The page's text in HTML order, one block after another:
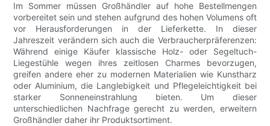
Im Sommer müssen Großhändler auf hohe Bestellmengen
vorbereitet sein und stehen aufgrund des hohen Volumens oft
vor Herausforderungen in der Lieferkette. In dieser
Jahreszeit verändern sich auch die Verbraucherpräferenzen:
Während einige Käufer klassische Holz- oder Segeltuch-
Liegestühle wegen ihres zeitlosen Charmes bevorzugen,
greifen andere eher zu modernen Materialien wie Kunstharz
oder Aluminium, die Langlebigkeit und Pflegeleichtigkeit bei
starker Sonneneinstrahlung bieten. Um dieser
unterschiedlichen Nachfrage gerecht zu werden, erweitern
Großhändler daher ihr Produktsortiment.